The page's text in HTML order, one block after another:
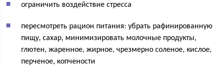
ограничить воздействие стресса
пересмотреть рацион питания: убрать рафинированную
пищу, сахар, минимизировать молочные продукты,
глютен, жаренное, жирное, чрезмерно соленое, кислое,
перченое, копчености